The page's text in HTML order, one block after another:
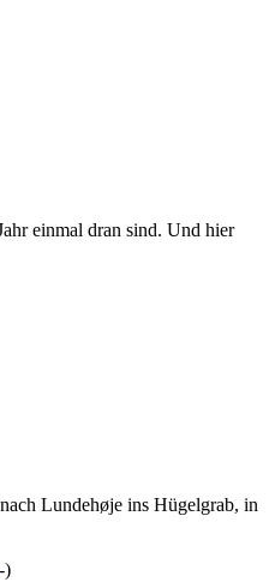
einmal dran sind. Und hier
Lundehøje ins Hügelgrab, in